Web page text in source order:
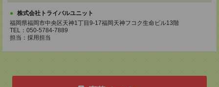
株式会社トライバルユニット
福岡県福岡市中央区天神1丁目9-17福岡天神フコク生命ビル13階
TEL：050-5784-7889
担当：採用担当